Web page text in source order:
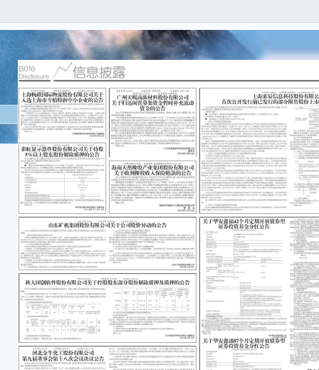
证
份
彩虹
股份
本公
任何
容的
重
● 咸
电彩